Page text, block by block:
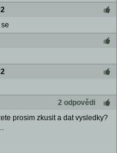
2 odpovědi
prosim zkusit a dat vysledky?